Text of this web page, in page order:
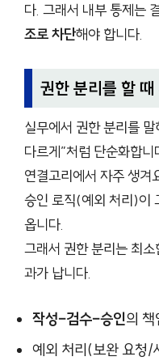
다. 그래서 내부 통제는
조로 차단해야 합니다.
권한 분리를 할
실무에서 권한 분리를
다르게”처럼 단순화합
연결고리에서 자주 생겨
승인 로직(예외 처리)이
옵니다.
그래서 권한 분리는 최
과가 납니다.
작성–검수–승인의 책
예외 처리(보완 요청/